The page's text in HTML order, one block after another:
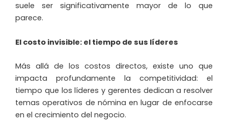
suele ser significativamente mayor de lo que
parece.
El costo invisible: el tiempo de sus líderes
Más allá de los costos directos, existe uno que
impacta profundamente la competitividad: el
tiempo que los líderes y gerentes dedican a resolver
temas operativos de nómina en lugar de enfocarse
en el crecimiento del negocio.